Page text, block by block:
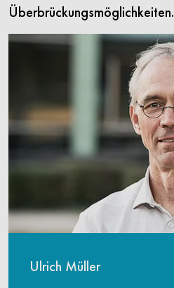
Überbrückungsmöglichkeiten.
Ulrich Müller